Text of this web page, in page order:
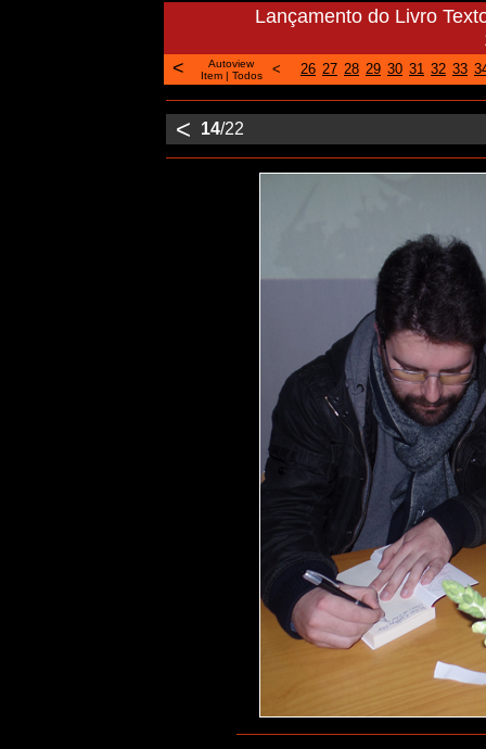
Lançamento do Livro
<
Autoview
Item| Todos < 26 27 28 29 30 31 32 33
< 14/22